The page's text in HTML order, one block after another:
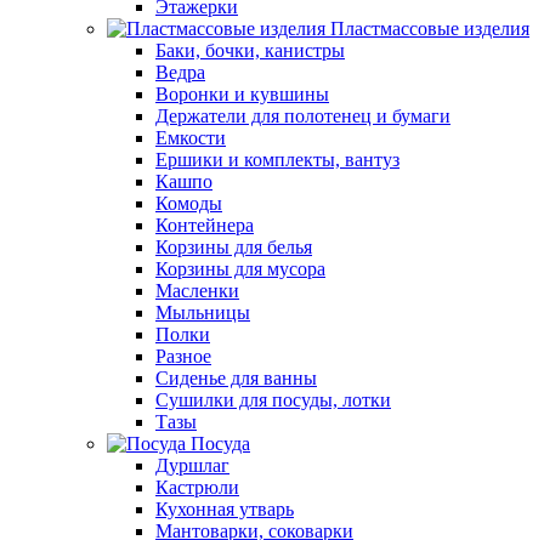
Этажерки
Пластмассовые изделия
Баки, бочки, канистры
Ведра
Воронки и кувшины
Держатели для полотенец и бумаги
Емкости
Ершики и комплекты, вантуз
Кашпо
Комоды
Контейнера
Корзины для белья
Корзины для мусора
Масленки
Мыльницы
Полки
Разное
Сиденье для ванны
Сушилки для посуды, лотки
Тазы
Посуда
Дуршлаг
Кастрюли
Кухонная утварь
Мантоварки, соковарки